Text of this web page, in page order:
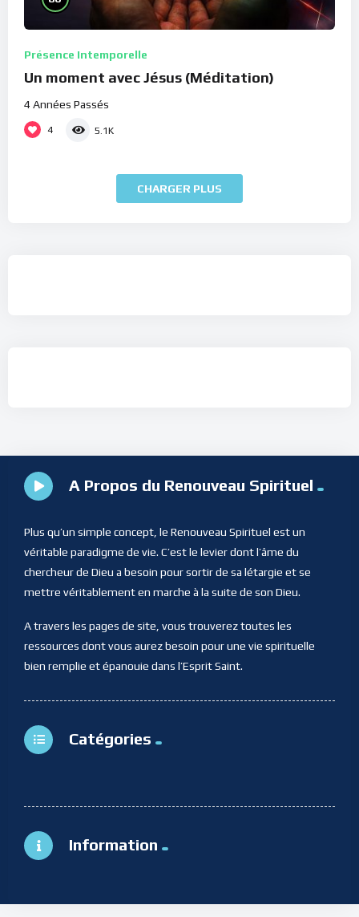
Présence Intemporelle
Un moment avec Jésus (Méditation)
4 Années Passés
4 5.1K
CHARGER PLUS
A Propos du Renouveau Spirituel
Plus qu’un simple concept, le Renouveau Spirituel est un
véritable paradigme de vie. C’est le levier dont l’âme du
chercheur de Dieu a besoin pour sortir de sa létargie et se
mettre véritablement en marche à la suite de son Dieu.
A travers les pages de site, vous trouverez toutes les
ressources dont vous aurez besoin pour une vie spirituelle
bien remplie et épanouie dans l’Esprit Saint.
Catégories
Information